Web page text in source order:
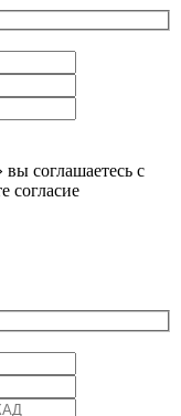
соглашаетесь с
согласие